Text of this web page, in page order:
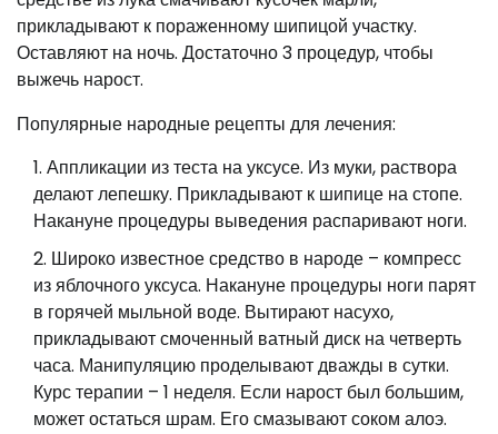
прикладывают к пораженному шипицой участку.
Оставляют на ночь. Достаточно 3 процедур, чтобы
выжечь нарост.
Популярные народные рецепты для лечения:
Аппликации из теста на уксусе. Из муки, раствора
делают лепешку. Прикладывают к шипице на стопе.
Накануне процедуры выведения распаривают ноги.
Широко известное средство в народе – компресс
из яблочного уксуса. Накануне процедуры ноги парят
в горячей мыльной воде. Вытирают насухо,
прикладывают смоченный ватный диск на четверть
часа. Манипуляцию проделывают дважды в сутки.
Курс терапии – 1 неделя. Если нарост был большим,
может остаться шрам. Его смазывают соком алоэ.